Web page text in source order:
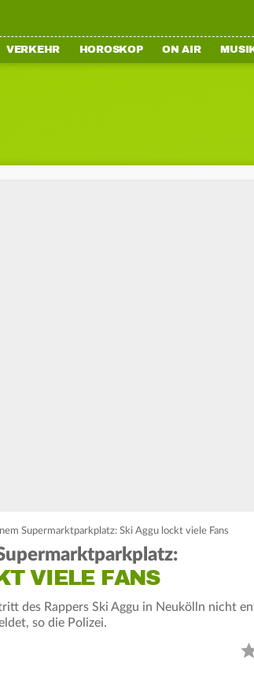
VERKEHR HOROSKOP ON AIR
Supermarktparkplatz: Ski Aggu lockt viele Fans
VIELE FANS
des Rappers Ski Aggu in Neukölln nicht
so die Polizei.